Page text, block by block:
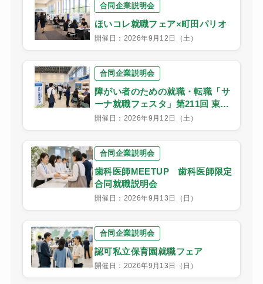
合同企業説明会
ほいコレ就職フェア×町田パリオ
開催日：2026年9月12日（土）
合同企業説明会
障がい者のための就職・転職「サ
ーナ就職フェスタ」第211回 東京
会場
開催日：2026年9月12日（土）
合同企業説明会
歯科医師MEETUP 歯科医師限定
合同就職説明会
開催日：2026年9月13日（日）
合同企業説明会
認可私立保育園就職フェア
開催日：2026年9月13日（日）